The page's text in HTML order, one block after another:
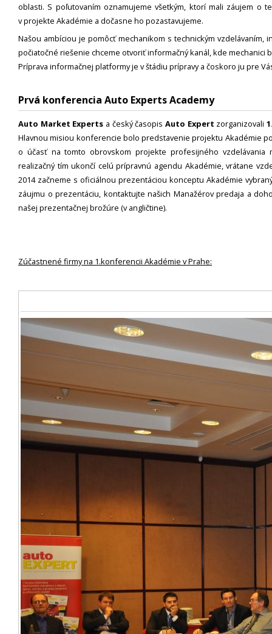
oblasti. S poľutovaním oznamujeme všetkým, ktorí mali záujem o
v projekte Akadémie a dočasne ho pozastavujeme.
Našou ambíciou je pomôcť mechanikom s technickým
počiatočné riešenie chceme otvoriť informačný kanál, kde mechanici
Príprava informačnej platformy je v štádiu prípravy a čoskoro ju pre
Prvá konferencia Auto Experts Academy
Auto Market Experts a český časopisAuto Expert zorganizovali
Hlavnou misiou konferencie bolo predstavenie projektu Akadémie
o účasť na tomto obrovskom projekte profesijného vzdelávania
realizačný tím ukončí celú prípravnú agendu Akadémie, vrátane
2014 začneme s oficiálnou prezentáciou konceptu Akadémie
záujmu o prezentáciu, kontaktujte našich Manažérov predaja a
našej prezentačnej brožúre (v angličtine).
Zúčastnené firmy na 1.konferencii Akadémie v Prahe: